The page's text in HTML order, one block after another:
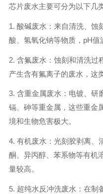
芯片废水主要可分为以下几
1. 酸碱废水：来自清洗、蚀
酸、氢氧化钠等物质，pH值
2. 含氟废水：蚀刻和清洗过
产生含有氟离子的废水，这
3. 含重金属废水：电镀、研
镉、砷等重金属，这些重金
境和生物危害极大。
4. 有机废水：光刻胶剥离、
酮、异丙醇、苯系物等有机
量较高。
5. 超纯水反冲洗废水：在制